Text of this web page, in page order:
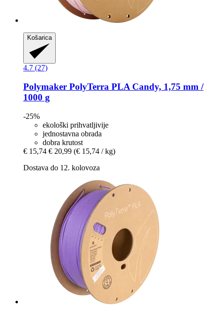
Košarica
4.7 (27)
Polymaker PolyTerra PLA Candy, 1,75 mm /
1000 g
-25%
ekološki prihvatljivije
jednostavna obrada
dobra krutost
€ 15,74 € 20,99 (€ 15,74 / kg)
Dostava do 12. kolovoza